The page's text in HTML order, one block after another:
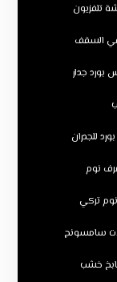
تلفزيون
في السقف
بورد جدار
للجدران
نوم
تركي
سامسونج
خشب